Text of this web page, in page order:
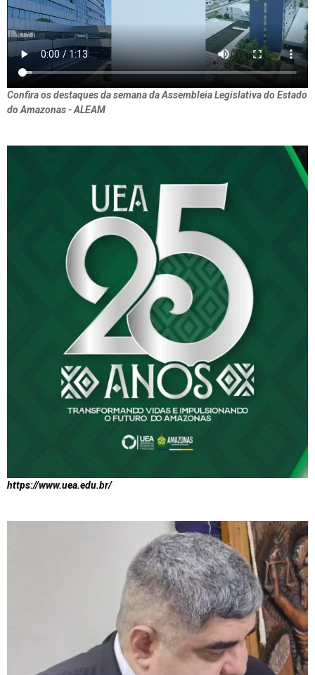
Confira os destaques da semana da Assembleia Legislativa do Estado
do Amazonas - ALEAM
https://www.uea.edu.br/